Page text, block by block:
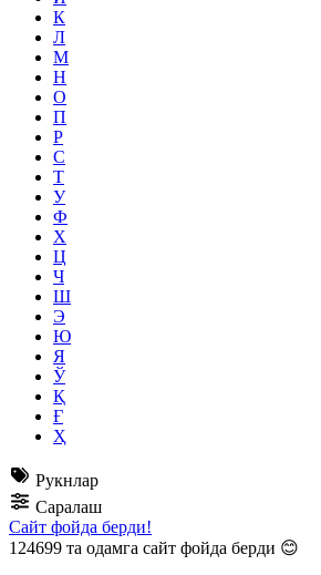
К
Л
М
Н
О
П
Р
С
Т
У
Ф
Х
Ц
Ч
Ш
Э
Ю
Я
Ў
Қ
Ғ
Ҳ
Рукнлар
Саралаш
Сайт фойда берди!
124699 та одамга сайт фойда берди 😊